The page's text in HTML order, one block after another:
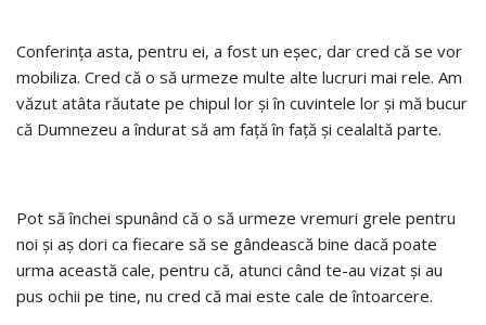
Conferința asta, pentru ei, a fost un eșec, dar cred că se vor
mobiliza. Cred că o să urmeze multe alte lucruri mai rele. Am
văzut atâta răutate pe chipul lor și în cuvintele lor și mă bucur
că Dumnezeu a îndurat să am față în față și cealaltă parte.
Pot să închei spunând că o să urmeze vremuri grele pentru
noi și aș dori ca fiecare să se gândească bine dacă poate
urma această cale, pentru că, atunci când te-au vizat și au
pus ochii pe tine, nu cred că mai este cale de întoarcere.